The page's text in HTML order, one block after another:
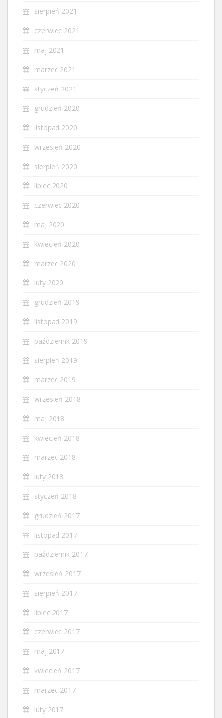
sierpień 2021
czerwiec 2021
maj 2021
marzec 2021
styczeń 2021
grudzień 2020
listopad 2020
wrzesień 2020
sierpień 2020
lipiec 2020
czerwiec 2020
maj 2020
kwiecień 2020
marzec 2020
luty 2020
grudzień 2019
listopad 2019
październik 2019
sierpień 2019
marzec 2019
wrzesień 2018
maj 2018
kwiecień 2018
marzec 2018
luty 2018
styczeń 2018
grudzień 2017
listopad 2017
październik 2017
wrzesień 2017
sierpień 2017
lipiec 2017
czerwiec 2017
maj 2017
kwiecień 2017
marzec 2017
luty 2017